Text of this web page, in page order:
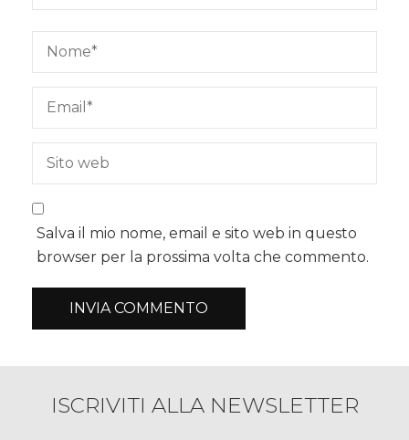
Salva il mio nome, email e sito web in questo
browser per la prossima volta che commento.
ISCRIVITI ALLA NEWSLETTER